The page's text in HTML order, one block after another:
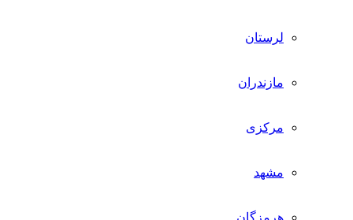
لرستان
مازندران
مرکزی
مشهد
هرمزگان